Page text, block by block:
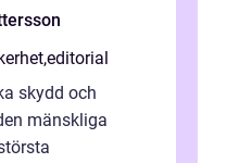
,editorial
skydd och
mänskliga